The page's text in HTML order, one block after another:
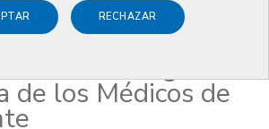
RECHAZAR
Junta de Gobierno
sobre la integración
de los Médicos de